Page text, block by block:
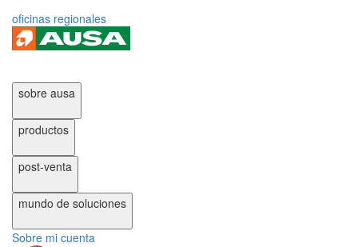
oficinas regionales
sobre ausa
productos
post-venta
mundo de soluciones
Sobre mi cuenta